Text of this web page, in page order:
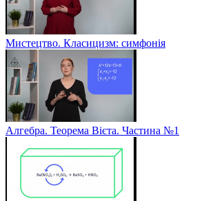
Мистецтво. Класицизм: симфонія
Алгебра. Теорема Вієта. Частина №1